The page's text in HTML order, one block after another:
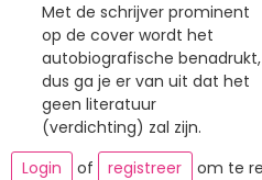
Met de schrijver prominent
op de cover wordt het
autobiografische benadrukt,
dus ga je er van uit dat het
geen literatuur
(verdichting) zal zijn.
Login
of registreer om te